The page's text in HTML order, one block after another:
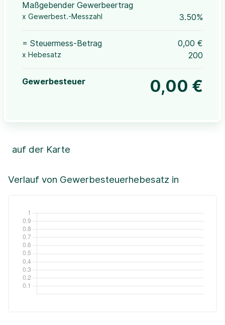
Maßgebender Gewerbeertrag
x Gewerbest.-Messzahl 3.50%
= Steuermess-Betrag 0,00 €
x Hebesatz 200
Gewerbesteuer 0,00 €
Verlauf von Gewerbesteuerhebesatz in
auf der Karte
+
Leaflet|©OpenStreetMap, ©CartoDB,